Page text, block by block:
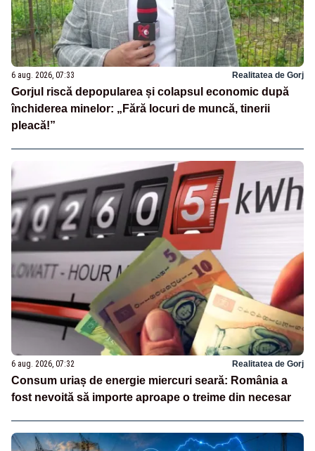
6 aug. 2026, 07:33 Realitatea de Gorj
Gorjul riscă depopularea și colapsul economic după
închiderea minelor: „Fără locuri de muncă, tinerii
pleacă!”
6 aug. 2026, 07:32 Realitatea de Gorj
Consum uriaș de energie miercuri seară: România a
fost nevoită să importe aproape o treime din necesar